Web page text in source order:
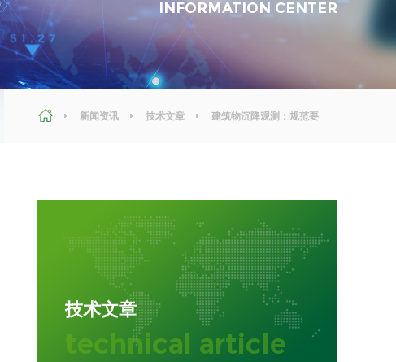
物鉴别 危废鉴定
土壤调查 更多
更多
轨道交通变形监测
在线咨询
有毒有害检测
运动场地检测
涉水产品检测
放射卫生检测
洁净度检测
化妆品检测
水资源检测
毒理检测
INFORMATION CENTER
新闻资讯 技术文章 建筑物沉降观测：规范要
技术文章
technical article